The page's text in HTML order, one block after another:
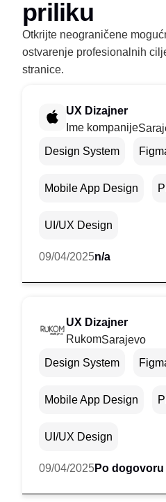
priliku
Otkrijte neograničene
ostvarenje profesionalnih
stranice.
UX Dizajner
Ime kompanije
Design System
Mobile App Design
UI/UX Design
09/04/2025n/a
UX Dizajner
Sarajevo
Rukom
Design System
Mobile App Design
UI/UX Design
09/04/2025Po dogovoru